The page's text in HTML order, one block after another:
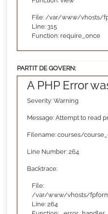
File: /var/www/vhosts/
Line: 315
Function: require_once
PARTIT DE GOVERN:
A PHP Error
Severity: Warning
Message: Attempt to read
Filename: courses/
Line Number: 264
Backtrace:
File:
/var/www/vhosts/
Line: 264